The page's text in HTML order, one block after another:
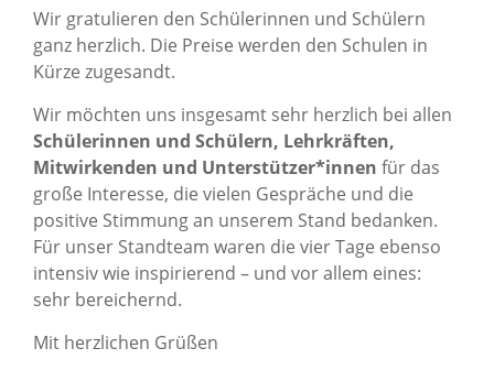
Wir gratulieren den Schülerinnen und Schülern
ganz herzlich. Die Preise werden den Schulen in
Kürze zugesandt.
Wir möchten uns insgesamt sehr herzlich bei allen
Schülerinnen und Schülern, Lehrkräften,
Mitwirkenden und Unterstützer*innen für das
große Interesse, die vielen Gespräche und die
positive Stimmung an unserem Stand bedanken.
Für unser Standteam waren die vier Tage ebenso
intensiv wie inspirierend – und vor allem eines:
sehr bereichernd.
Mit herzlichen Grüßen